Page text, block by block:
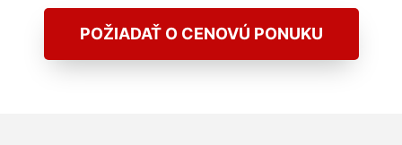
POŽIADAŤ O CENOVÚ PONUKU